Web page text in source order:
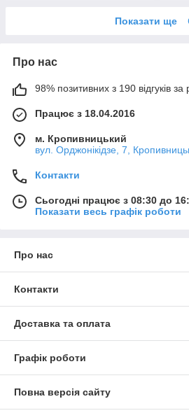
Показати ще
Про нас
98% позитивних з 190 відгуків за
Працює з 18.04.2016
м. Кропивницький
вул. Орджонікідзе, 7,
Контакти
Сьогодні працює з 08:30 до
Показати весь графік роботи
Про нас
Контакти
Доставка та оплата
Графік роботи
Повна версія сайту